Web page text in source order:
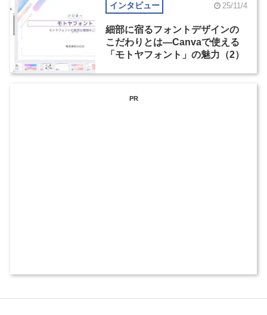
インタビュー 25/11/4
細部に宿るフォントデザインの
こだわりとは―Canvaで使える
「モトヤフォント」の魅力（2）
PR